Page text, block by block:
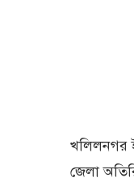
খলিলনগর
জেলা